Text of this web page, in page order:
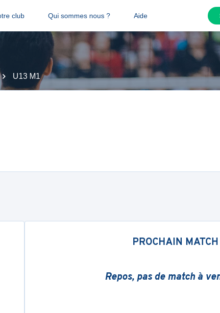
club Qui sommes nous ? Aide
U13 M1
PROCHAIN MATCH
Repos, pas de match à